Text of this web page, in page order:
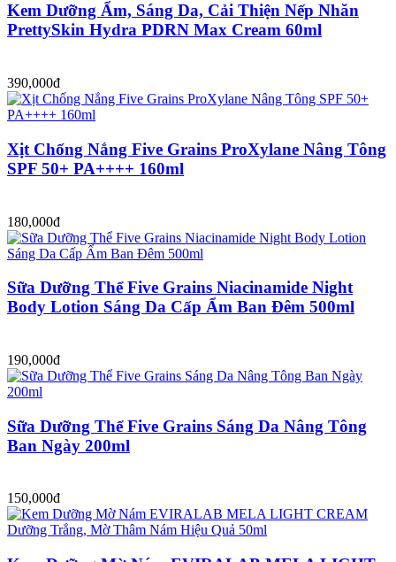
Kem Dưỡng Ẩm, Sáng Da, Cải Thiện Nếp Nhăn
PrettySkin Hydra PDRN Max Cream 60ml
390,000đ
Xịt Chống Nắng Five Grains ProXylane Nâng Tông
SPF 50+ PA++++ 160ml
180,000đ
Sữa Dưỡng Thể Five Grains Niacinamide Night
Body Lotion Sáng Da Cấp Ẩm Ban Đêm 500ml
190,000đ
Sữa Dưỡng Thể Five Grains Sáng Da Nâng Tông
Ban Ngày 200ml
150,000đ